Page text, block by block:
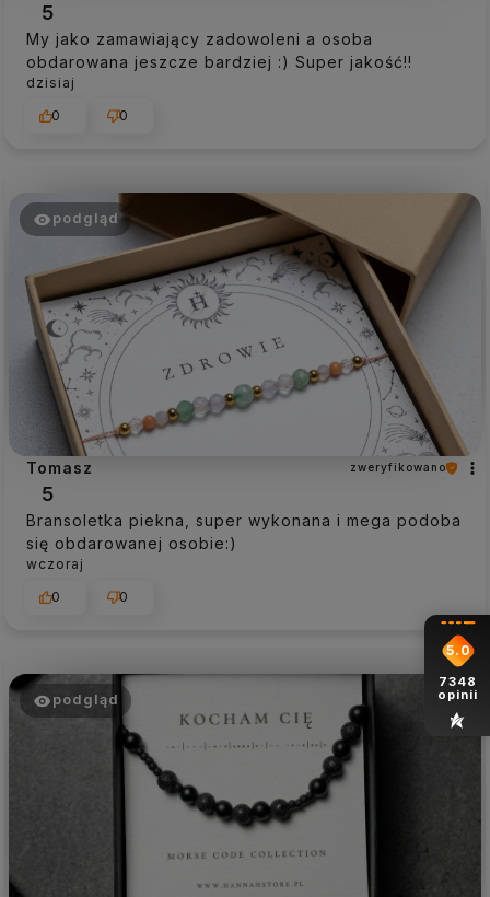
5
My jako zamawiający zadowoleni a osoba
obdarowana jeszcze bardziej :) Super jakość!!
dzisiaj
0
0
podgląd
Tomasz zweryfikowano
5
Bransoletka piekna, super wykonana i mega podoba
się obdarowanej osobie:)
wczoraj
0
0
podgląd
5.0
7348
opinii